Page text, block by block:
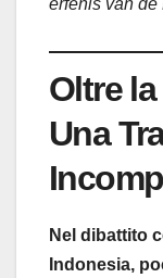
Oltre
Una
Nel dibattito
Indonesia,